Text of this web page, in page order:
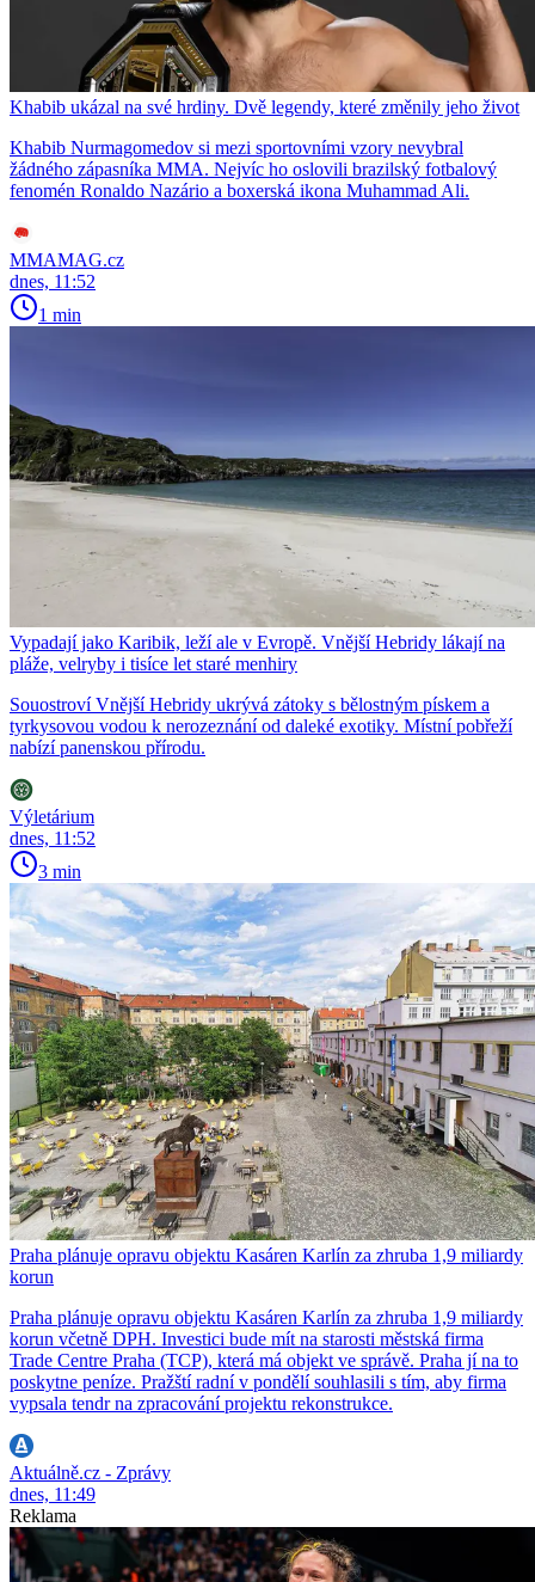
Khabib ukázal na své hrdiny. Dvě legendy, které změnily jeho život
Khabib Nurmagomedov si mezi sportovními vzory nevybral
žádného zápasníka MMA. Nejvíc ho oslovili brazilský fotbalový
fenomén Ronaldo Nazário a boxerská ikona Muhammad Ali.
MMAMAG.cz
dnes, 11:52
1 min
Vypadají jako Karibik, leží ale v Evropě. Vnější Hebridy lákají na
pláže, velryby i tisíce let staré menhiry
Souostroví Vnější Hebridy ukrývá zátoky s bělostným pískem a
tyrkysovou vodou k nerozeznání od daleké exotiky. Místní pobřeží
nabízí panenskou přírodu.
Výletárium
dnes, 11:52
3 min
Praha plánuje opravu objektu Kasáren Karlín za zhruba 1,9 miliardy
korun
Praha plánuje opravu objektu Kasáren Karlín za zhruba 1,9 miliardy
korun včetně DPH. Investici bude mít na starosti městská firma
Trade Centre Praha (TCP), která má objekt ve správě. Praha jí na to
poskytne peníze. Pražští radní v pondělí souhlasili s tím, aby firma
vypsala tendr na zpracování projektu rekonstrukce.
Aktuálně.cz - Zprávy
dnes, 11:49
Reklama